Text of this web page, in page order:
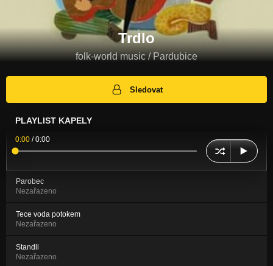
Trdlo
folk-world music / Pardubice
Sledovat
PLAYLIST KAPELY
0:00 /0:00
Parobec
Nezařazeno
Tece voda potokem
Nezařazeno
Standli
Nezařazeno